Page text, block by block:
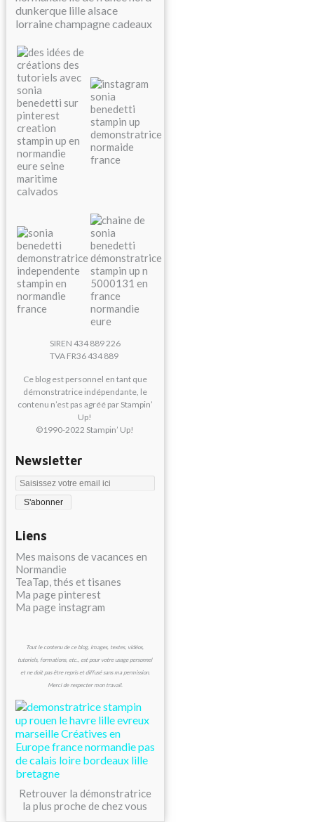
SIREN 434 889 226
TVA FR36 434 889
Ce blog est personnel en tant que
démonstratrice indépendante, le
contenu n’est pas agréé par Stampin’
Up!
©1990-2022 Stampin’ Up!
Newsletter
Liens
Mes maisons de vacances en
Normandie
TeaTap, thés et tisanes
Ma page pinterest
Ma page instagram
Tout le contenu de ce blog, images, textes, vidéos,
tutoriels, formations, etc., est pour votre usage personnel
et ne doit pas être repris et diffusé sans ma permission.
Merci de respecter mon travail.
Retrouver la démonstratrice
la plus proche de chez vous